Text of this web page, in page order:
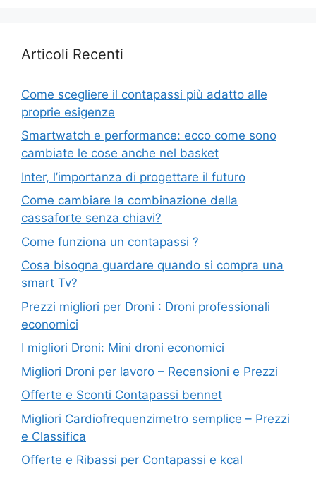
Articoli Recenti
Come scegliere il contapassi più adatto alle
proprie esigenze
Smartwatch e performance: ecco come sono
cambiate le cose anche nel basket
Inter, l’importanza di progettare il futuro
Come cambiare la combinazione della
cassaforte senza chiavi?
Come funziona un contapassi ?
Cosa bisogna guardare quando si compra una
smart Tv?
Prezzi migliori per Droni : Droni professionali
economici
I migliori Droni: Mini droni economici
Migliori Droni per lavoro – Recensioni e Prezzi
Offerte e Sconti Contapassi bennet
Migliori Cardiofrequenzimetro semplice – Prezzi
e Classifica
Offerte e Ribassi per Contapassi e kcal